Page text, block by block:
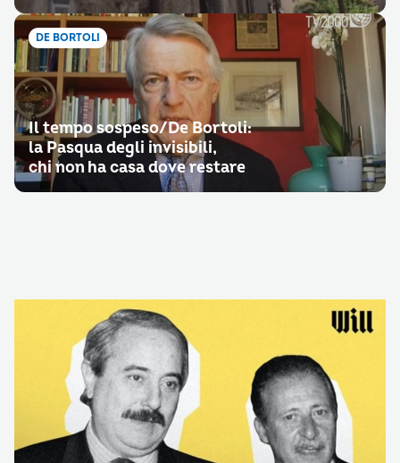
DE BORTOLI
Il tempo sospeso/De Bortoli:
la Pasqua degli invisibili,
chi non ha casa dove restare